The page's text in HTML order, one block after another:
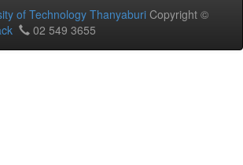
of Technology Thanyaburi Copyright ©
02 549 3655